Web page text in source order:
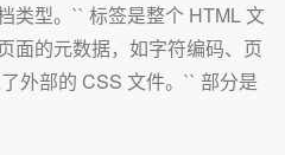
类型。`` 标签是整个 HTML 文
面的元数据，如字符编码、页
外部的 CSS 文件。`` 部分是